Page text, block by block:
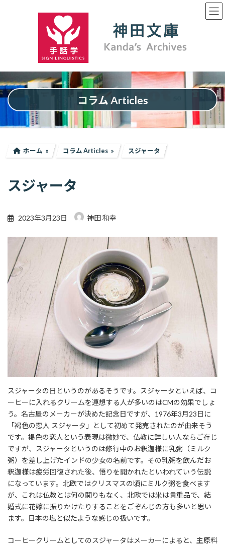
ッ
プ
移
動
コラム Articles
ホーム コラム Articles スジャータ
スジャータ
2023年3月23日 神田 和幸
スジャータの日というのがあるそうです。スジャータといえば、コ
ーヒーに入れるクリームを連想する人が多いのはCMの効果でしょ
う。名古屋のメーカーが決めた記念日ですが、1976年3月23日に
「褐色の恋人 スジャータ」として初めて発売されたのが由来そう
です。褐色の恋人という表現は微妙で、仏教に詳しい人ならご存じ
ですが、スジャータというのは修行中のお釈迦様に乳粥（ミルク
粥）を差し上げたインドの少女の名前です。その乳粥を飲んだお
釈迦様は疲労回復された後、悟りを開かれたといわれていう伝説
になっています。北欧ではクリスマスの頃にミルク粥を食べます
が、これは仏教とは何の関りもなく、北欧では米は貴重品で、結
婚式に花嫁に振りかけたりすることをごぞんじの方も多いと思い
ます。日本の塩と似たような感じの扱いです。
コーヒークリームとしてのスジャータはメーカーによると、主原料